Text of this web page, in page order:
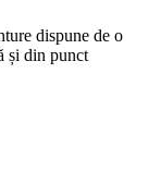
dispune de o
și din punct